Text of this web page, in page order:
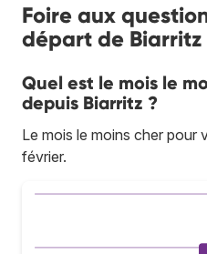
Foire aux
départ de Biarritz
Quel est le mois le
depuis Biarritz ?
Le mois le moins cher pour
février.